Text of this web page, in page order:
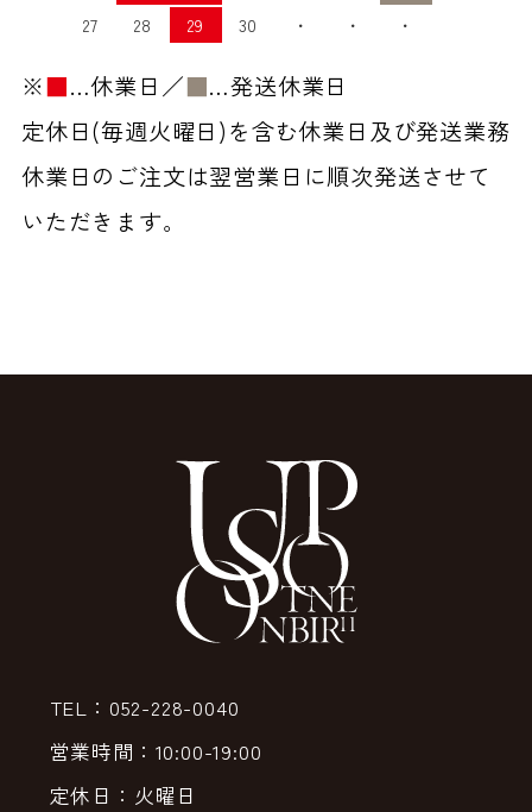
27
28 29 30 ・ ・ ・
※■…休業日／■…発送休業日
定休日(毎週火曜日)を含む休業日及び発送業務
休業日のご注文は翌営業日に順次発送させて
いただきます。
TEL：052-228-0040
営業時間：10:00-19:00
定休日：火曜日